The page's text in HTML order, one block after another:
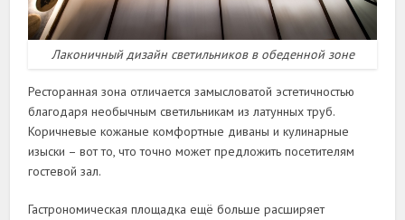
Лаконичный дизайн светильников в обеденной зоне
Ресторанная зона отличается замысловатой эстетичностью
благодаря необычным светильникам из латунных труб.
Коричневые кожаные комфортные диваны и кулинарные
изыски – вот то, что точно может предложить посетителям
гостевой зал.
Гастрономическая площадка ещё больше расширяет